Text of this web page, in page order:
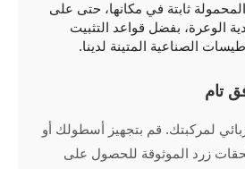
المحمولة ثابتة في مكانها، حتى على
الوعرة، بفضل قواعد التثبيت
الصناعية المتينة لدينا.
تام
لمركبتك. قم بتجهيز أسطولك أو
زرد الموثوقة للحصول على